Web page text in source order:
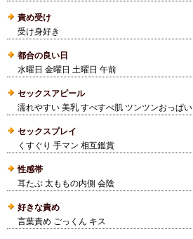
責め受け
受け身好き
都合の良い日
水曜日 金曜日 土曜日 午前
セックスアピール
濡れやすい 美乳 すべすべ肌 ツンツンおっぱい
セックスプレイ
くすぐり 手マン 相互鑑賞
性感帯
耳たぶ 太ももの内側 会陰
好きな責め
言葉責め ごっくん キス